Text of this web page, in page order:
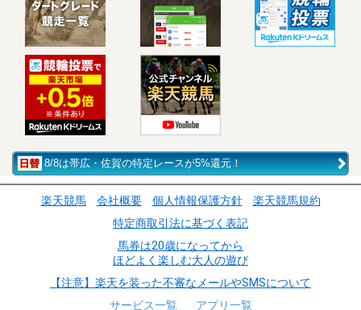
8/8は帯広・佐賀の特定レースが5%還元！
楽天競馬 会社概要 個人情報保護方針
楽天競馬規約
特定商取引法に基づく表記
馬券は20歳になってから
ほどよく楽しむ大人の遊び
【注意】楽天を装った不審なメールやSMSについて
サービス一覧
アプリ一覧